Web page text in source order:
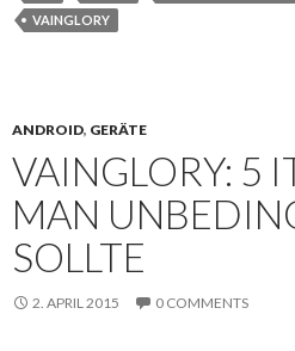
VAINGLORY
ANDROID, GERÄTE
VAINGLORY: 5
MAN
SOLLTE
2. APRIL 2015 0 COMMENTS